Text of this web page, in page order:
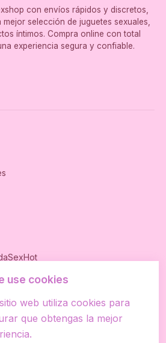
con envíos rápidos y discretos,
selección de juguetes sexuales,
íntimos. Compra online con total
experiencia segura y confiable.
use cookies
web utiliza cookies para
que obtengas la mejor